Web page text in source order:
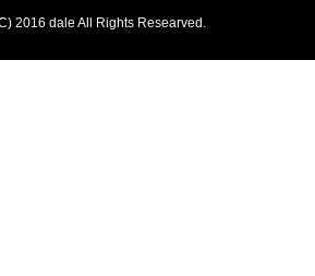
2016 dale All Rights Researved.